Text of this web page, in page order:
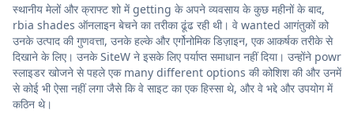
स्थानीय मेलों और क्राफ्ट शो में getting के अपने व्यवसाय के कुछ महीनों के बाद,
rbia shades ऑनलाइन बेचने का तरीका ढूंढ रही थी। वे wanted आगंतुकों को
उनके उत्पाद की गुणवत्ता, उनके हल्के और एर्गोनोमिक डिज़ाइन, एक आकर्षक तरीके से
दिखाने के लिए। उनके SiteW ने इसके लिए पर्याप्त समाधान नहीं दिया। उन्होंने powr
स्लाइडर खोजने से पहले एक many different options की कोशिश की और उनमें
से कोई भी ऐसा नहीं लगा जैसे कि वे साइट का एक हिस्सा थे, और वे भद्दे और उपयोग में
कठिन थे।